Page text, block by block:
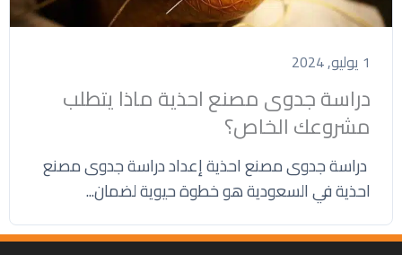
1 يوليو, 2024
دراسة جدوى مصنع احذية ماذا يتطلب
مشروعك الخاص؟
دراسة جدوى مصنع احذية إعداد دراسة جدوى مصنع
احذية في السعودية هو خطوة حيوية لضمان...